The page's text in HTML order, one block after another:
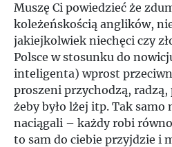
Muszę Ci powiedzieć że
koleżeńskością anglików,
jakiejkolwiek niechęci czy
Polsce w stosunku do
inteligenta) wprost
proszeni przychodzą,
żeby było lżej itp. Tak samo
naciągali – każdy robi
to sam do ciebie przyjdzie i